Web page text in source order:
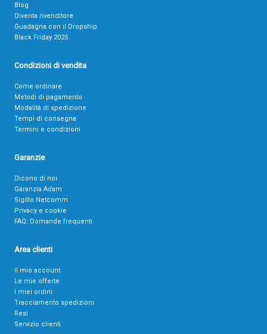
Blog
Diventa rivenditore
Guadagna con il Dropship
Black Friday 2025
Condizioni di vendita
Come ordinare
Metodi di pagamento
Modalità di spedizione
Tempi di consegna
Termini e condizioni
Garanzie
Dicono di noi
Garanzia Adam
Sigillo Netcomm
Privacy e cookie
FAQ: Domande frequenti
Area clienti
Il mio account
Le mie offerte
I miei ordini
Tracciamento spedizioni
Resi
Servizio clienti